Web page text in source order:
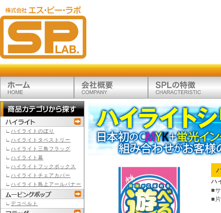
∟ ハイライトのぼり
∟ ハイライトタペストリー
∟ ハイライト三角フラッグ
∟ ハイライト幕
∟ ハイライトフックボックス
∟ ハイライトチェアカバー
∟ ハイライト島上アールバナー
∟ デコベルト
ハ
■
■